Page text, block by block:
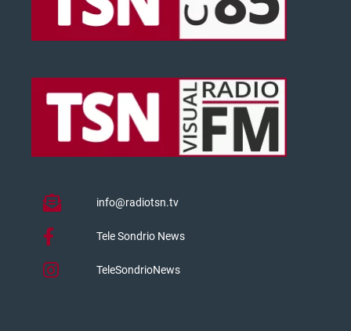
info@radiotsn.tv
Tele Sondrio News
TeleSondrioNews